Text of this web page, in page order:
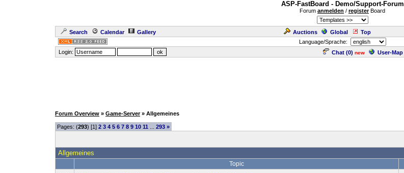
ASP-FastBoard - Demo/Support-Forum
Forum anmelden / registerBoard
Search Calendar Gallery Auctions Global Top
Language/Sprache:
Login:
Chat (0) new User-Map
Forum Overview » Game-Server » Allgemeines
Pages: (293) [1] 2 3 4 5 6 7 8 9 10 11 293 »
Allgemeines
Topic